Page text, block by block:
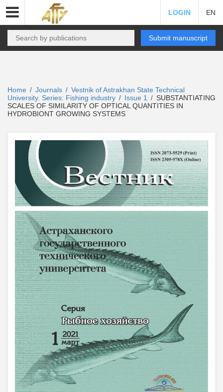
LOGIN EN
Submit manuscript
Home / Journals / Vestnik of Astrakhan State Technical
University. Series: Fishing industry / Issue 1 / SUBSTANTIATING
SCALES OF SIMILARITY OF OPTICAL QUANTITIES IN
HYDROBIONT GROWING SYSTEMS